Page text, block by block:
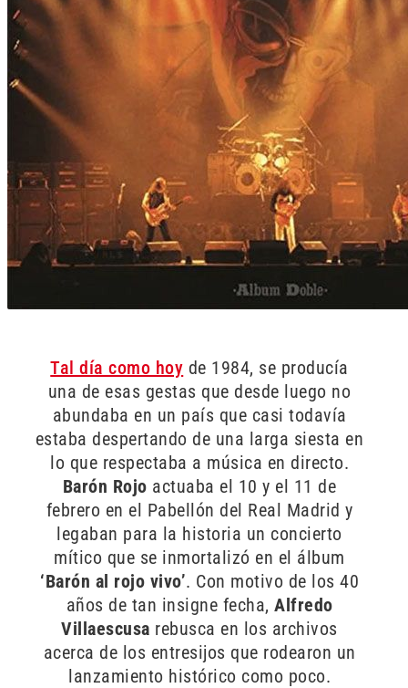
Tal día como hoy de 1984, se producía
una de esas gestas que desde luego no
abundaba en un país que casi todavía
estaba despertando de una larga siesta en
lo que respectaba a música en directo.
Barón Rojo actuaba el 10 y el 11 de
febrero en el Pabellón del Real Madrid y
legaban para la historia un concierto
mítico que se inmortalizó en el álbum
‘Barón al rojo vivo’. Con motivo de los 40
años de tan insigne fecha, Alfredo
Villaescusa rebusca en los archivos
acerca de los entresijos que rodearon un
lanzamiento histórico como poco.